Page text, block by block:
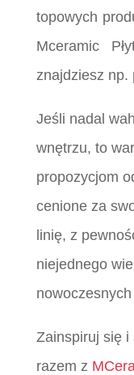
topowych
Mceramic
znajdziesz np.
Jeśli nadal
wnętrzu, to
propozycjom
cenione za
linię, z
niejednego
Zainspiruj się i
razem z